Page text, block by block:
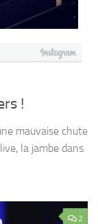
!
mauvaise chute
la jambe dans
2